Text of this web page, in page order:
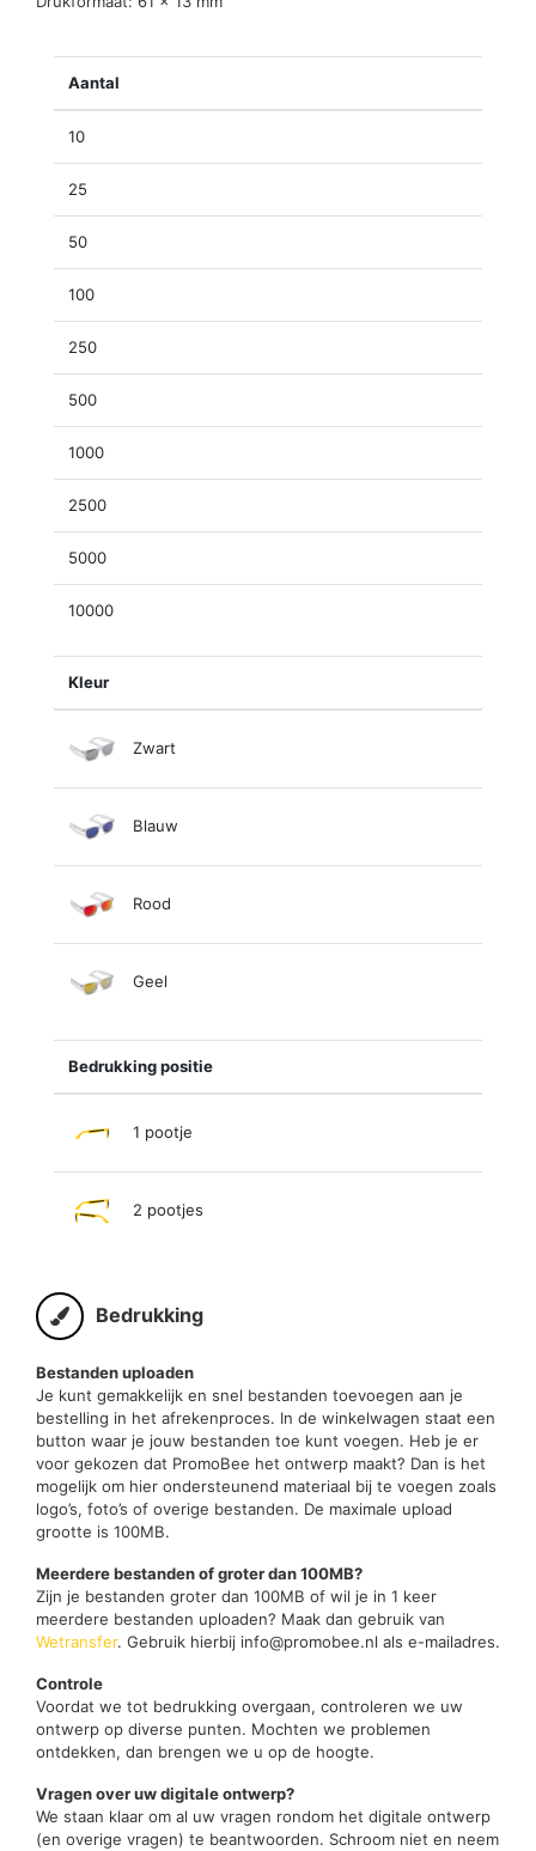
Aantal
10
25
50
100
250
500
1000
2500
5000
10000
Kleur
Zwart
Blauw
Rood
Geel
Bedrukking positie
1 pootje
2 pootjes
Bedrukking
Bestanden uploaden
Je kunt gemakkelijk en snel bestanden toevoegen aan je
bestelling in het afrekenproces. In de winkelwagen staat een
button waar je jouw bestanden toe kunt voegen. Heb je er
voor gekozen dat PromoBee het ontwerp maakt? Dan is het
mogelijk om hier ondersteunend materiaal bij te voegen zoals
logo’s, foto’s of overige bestanden. De maximale upload
grootte is 100MB.
Meerdere bestanden of groter dan 100MB?
Zijn je bestanden groter dan 100MB of wil je in 1 keer
meerdere bestanden uploaden? Maak dan gebruik van
Wetransfer. Gebruik hierbij info@promobee.nl als e-mailadres.
Controle
Voordat we tot bedrukking overgaan, controleren we uw
ontwerp op diverse punten. Mochten we problemen
ontdekken, dan brengen we u op de hoogte.
Vragen over uw digitale ontwerp?
We staan klaar om al uw vragen rondom het digitale ontwerp
(en overige vragen) te beantwoorden. Schroom niet en neem